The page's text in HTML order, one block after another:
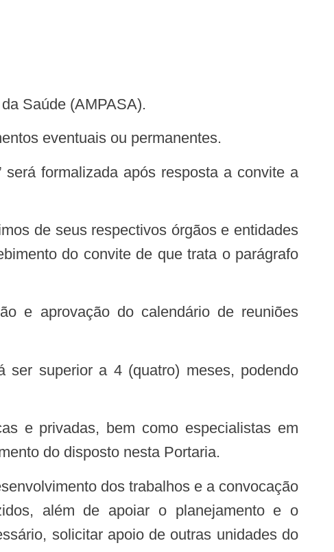
Saúde (AMPASA).
eventuais ou permanentes.
formalizada após resposta a convite a
de seus respectivos órgãos e entidades
do convite de que trata o parágrafo
do disposto nesta Portaria.
além de apoiar o planejamento e o
solicitar apoio de outras unidades do